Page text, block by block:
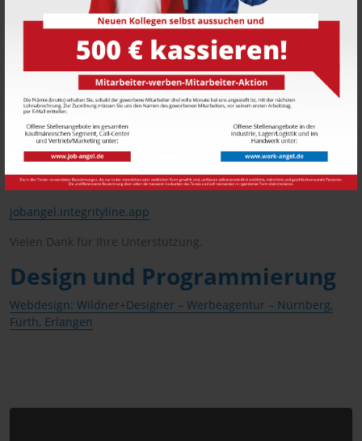
Hinweisgebersystem höchste Vertraulichkeit sicher. Darüber
hinaus legen wir Wert auf Fairness – sowohl im Umgang mit
Hinweisgebern als auch mit Beschäftigten, die von einem
Falls Sie konkrete Hinweise auf Rechtsverletzungen oder
Regelverstöße im Zusammenhang mit WORK ANGEL
Personalmanagement – eine Marke der job-angel
Personalmanagement GmbH wahrnehmen, können Sie sich
unter dem folgenden Link an JOB ANGEL Integrity Line
wenden.
jobangel.integrityline.app
Vielen Dank für Ihre Unterstützung.
Design und Programmierung
Webdesign: Wildner+Designer – Werbeagentur – Nürnberg,
Fürth, Erlangen